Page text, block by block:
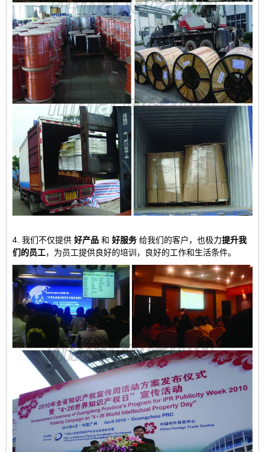
4. 我们不仅提供 好产品 和 好服务 给我们的客户，也极力提升我
们的员工，为员工提供良好的培训，良好的工作和生活条件。